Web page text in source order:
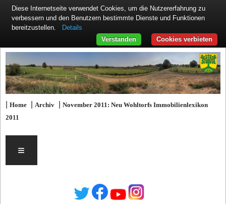
|Home |Archiv |November 2011: Neu Wohltorfs Immobilienlexikon
2011
≡
Diese Internetseite verwendet Cookies, um die Nutzererfahrung zu
verbessern und den Benutzern bestimmte Dienste und Funktionen
bereitzustellen.
Details
Cookies verbieten
Verstanden